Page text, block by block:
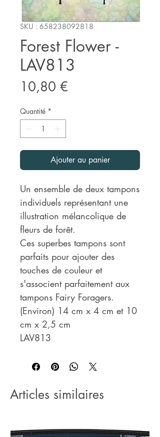
SKU : 658238092818
Forest Flower -
LAV813
10,80 €
Quantité *
Ajouter au panier
Un ensemble de deux tampons
individuels représentant une
illustration mélancolique de
fleurs de forêt.
Ces superbes tampons sont
parfaits pour ajouter des
touches de couleur et
s'associent parfaitement aux
tampons Fairy Foragers.
(Environ) 14 cm x 4 cm et 10
cm x 2,5 cm
LAV813
Articles similaires